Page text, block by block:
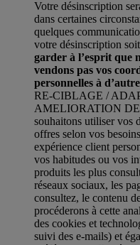
Votre désinscription
dans certaines
quelques
votre désinscription
garder à l’esprit que
vendons pas vos
personnelles à
RE-CIBLAGE /
AMELIORATION
souhaitons utiliser vos
offres selon vos
expérience client
vos habitudes ou vos
produits les plus
réseaux sociaux, les
consultez, le contenu
procéderons à cette
des cookies et
suivi des e-mails) et